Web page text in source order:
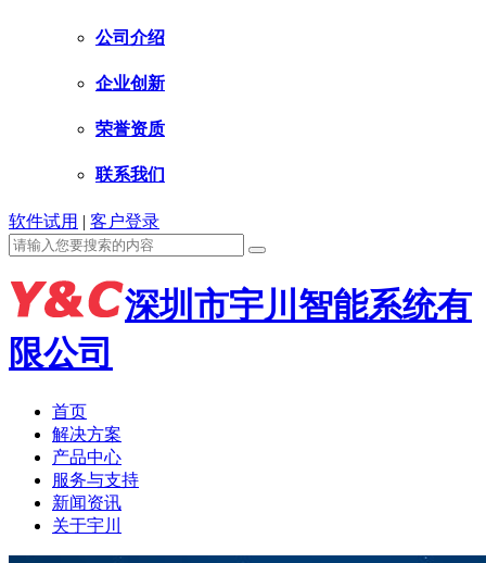
公司介绍
企业创新
荣誉资质
联系我们
软件试用 | 客户登录
深圳市宇川智能系统有
限公司
首页
解决方案
产品中心
服务与支持
新闻资讯
关于宇川